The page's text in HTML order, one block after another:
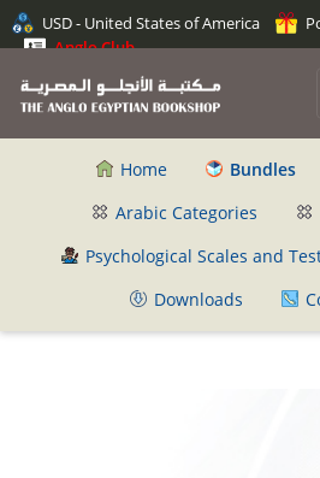
USD - United States of America
Anglo Club
Home Bundles
Arabic Categories
Psychological Scales and
Downloads